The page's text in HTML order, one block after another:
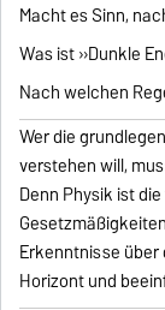
Macht es Sinn,
Was ist »Dunkle
Nach welchen
Wer die
verstehen will,
Denn Physik ist
Erkenntnisse
Horizont und